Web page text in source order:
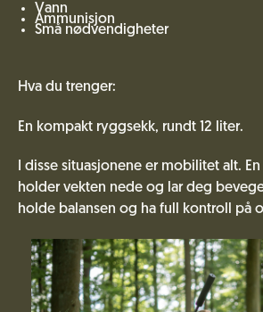
Vann
Ammunisjon
Små nødvendigheter
Hva du trenger:
En kompakt ryggsekk, rundt 12 liter.
I disse situasjonene er mobilitet alt.
holder vekten nede og lar deg
holde balansen og ha full kontroll på